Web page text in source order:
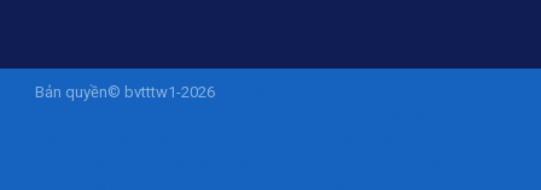
Bản quyền© bvtttw1-2026